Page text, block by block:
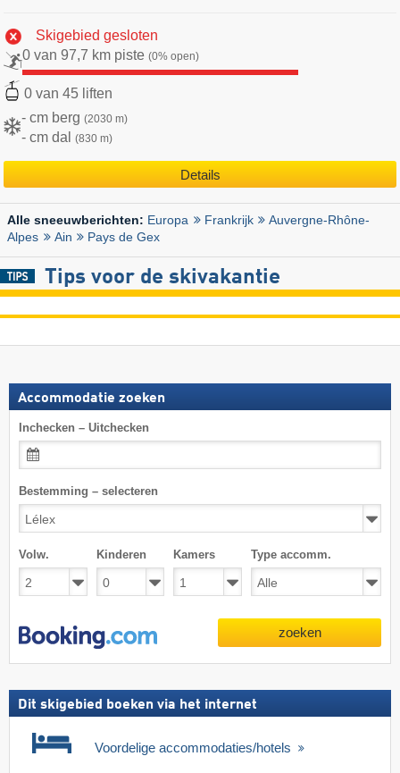
Skigebied gesloten
0 van 97,7 km piste (0% open)
0 van 45 liften
- cm berg (2030 m)
- cm dal (830 m)
Details
Alle sneeuwberichten: Europa Frankrijk
Auvergne-Rhône-
Alpes
Ain Pays de Gex
Tips voor de skivakantie
Accommodatie zoeken
Inchecken – Uitchecken
Bestemming – selecteren
Volw. Kinderen Kamers Type accomm.
zoeken
Dit skigebied boeken via het internet
Voordelige accommodaties/hotels